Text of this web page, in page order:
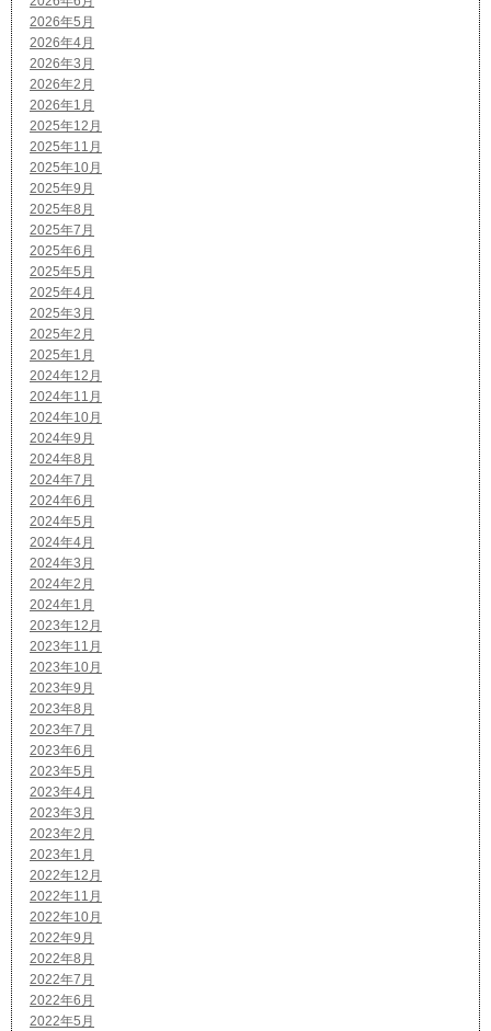
2026年5月
2026年4月
2026年3月
2026年2月
2026年1月
2025年12月
2025年11月
2025年10月
2025年9月
2025年8月
2025年7月
2025年6月
2025年5月
2025年4月
2025年3月
2025年2月
2025年1月
2024年12月
2024年11月
2024年10月
2024年9月
2024年8月
2024年7月
2024年6月
2024年5月
2024年4月
2024年3月
2024年2月
2024年1月
2023年12月
2023年11月
2023年10月
2023年9月
2023年8月
2023年7月
2023年6月
2023年5月
2023年4月
2023年3月
2023年2月
2023年1月
2022年12月
2022年11月
2022年10月
2022年9月
2022年8月
2022年7月
2022年6月
2022年5月